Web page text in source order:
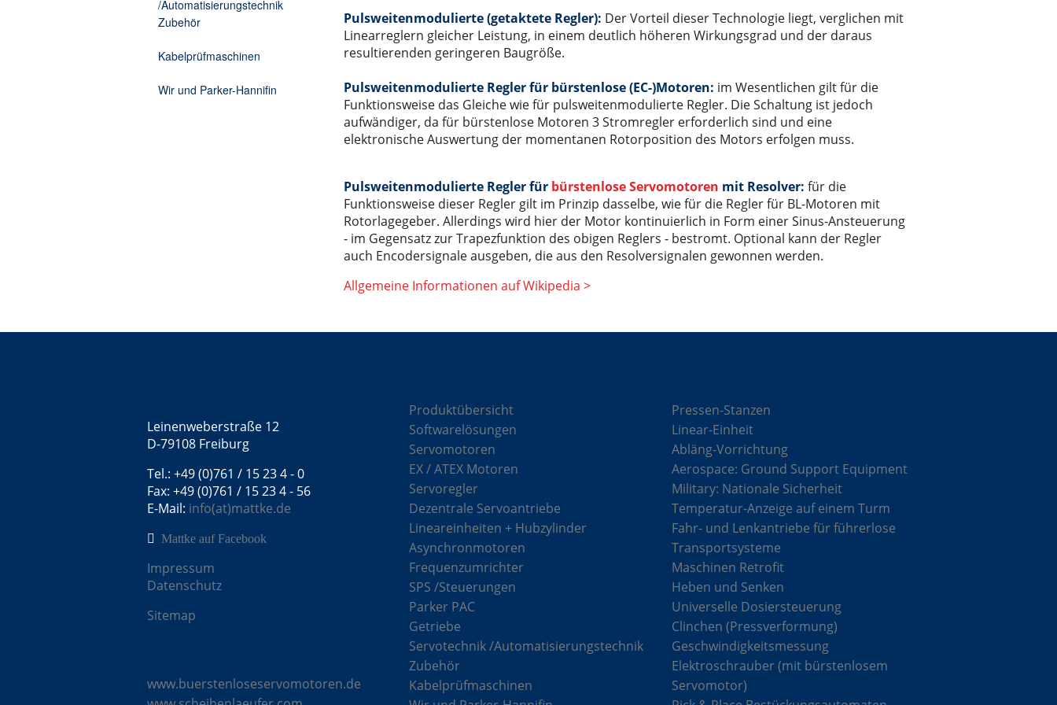
/Automatisierungstechnik
Zubehör
Kabelprüfmaschinen
Wir und Parker-Hannifin
Pulsweitenmodulierte (getaktete Regler): Der Vorteil dieser Technologie liegt, verglichen mit
Linearreglern gleicher Leistung, in einem deutlich höheren Wirkungsgrad und der daraus
resultierenden geringeren Baugröße.
Pulsweitenmodulierte Regler für bürstenlose (EC-)Motoren: im Wesentlichen gilt für die
Funktionsweise das Gleiche wie für pulsweitenmodulierte Regler. Die Schaltung ist jedoch
aufwändiger, da für bürstenlose Motoren 3 Stromregler erforderlich sind und eine
elektronische Auswertung der momentanen Rotorposition des Motors erfolgen muss.
Pulsweitenmodulierte Regler für bürstenlose Servomotoren mit Resolver: für die
Funktionsweise dieser Regler gilt im Prinzip dasselbe, wie für die Regler für BL-Motoren mit
Rotorlagegeber. Allerdings wird hier der Motor kontinuierlich in Form einer Sinus-Ansteuerung
- im Gegensatz zur Trapezfunktion des obigen Reglers - bestromt. Optional kann der Regler
auch Encodersignale ausgeben, die aus den Resolversignalen gewonnen werden.
Allgemeine Informationen auf Wikipedia >
Leinenweberstraße 12
D-79108 Freiburg
Tel.: +49 (0)761 / 15 23 4 - 0
Fax: +49 (0)761 / 15 23 4 - 56
E-Mail: info(at)mattke.de
Mattke auf Facebook
Impressum
Datenschutz
Sitemap
www.buerstenloseservomotoren.de
Produktübersicht
Softwarelösungen
Servomotoren
EX / ATEX Motoren
Servoregler
Dezentrale Servoantriebe
Lineareinheiten + Hubzylinder
Asynchronmotoren
Frequenzumrichter
SPS /Steuerungen
Parker PAC
Getriebe
Servotechnik /Automatisierungstechnik
Zubehör
Kabelprüfmaschinen
Pressen-Stanzen
Linear-Einheit
Abläng-Vorrichtung
Aerospace: Ground Support Equipment
Military: Nationale Sicherheit
Temperatur-Anzeige auf einem Turm
Fahr- und Lenkantriebe für führerlose
Transportsysteme
Maschinen Retrofit
Heben und Senken
Universelle Dosiersteuerung
Clinchen (Pressverformung)
Geschwindigkeitsmessung
Elektroschrauber (mit bürstenlosem
Servomotor)